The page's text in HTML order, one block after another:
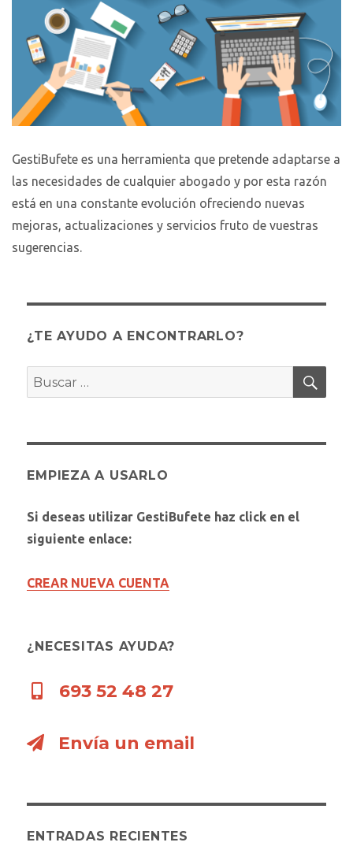
GestiBufete es una herramienta que pretende adaptarse a
las necesidades de cualquier abogado y por esta razón
está en una constante evolución ofreciendo nuevas
mejoras, actualizaciones y servicios fruto de vuestras
sugerencias.
¿TE AYUDO A ENCONTRARLO?
Buscar
por:
EMPIEZA A USARLO
Si deseas utilizar GestiBufete haz click en el
siguiente enlace:
CREAR NUEVA CUENTA
¿NECESITAS AYUDA?
693 52 48 27
Envía un email
ENTRADAS RECIENTES